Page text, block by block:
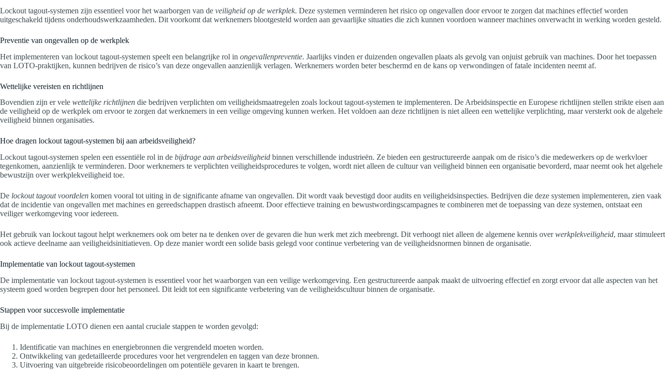
Lockout tagout-systemen zijn essentieel voor het waarborgen van de veiligheid op de werkplek. Deze systemen verminderen het risico op ongevallen door ervoor te zorgen dat machines effectief worden
uitgeschakeld tijdens onderhoudswerkzaamheden. Dit voorkomt dat werknemers blootgesteld worden aan gevaarlijke situaties die zich kunnen voordoen wanneer machines onverwacht in werking worden gesteld.
Preventie van ongevallen op de werkplek
Het implementeren van lockout tagout-systemen speelt een belangrijke rol in ongevallenpreventie. Jaarlijks vinden er duizenden ongevallen plaats als gevolg van onjuist gebruik van machines. Door het toepassen
van LOTO-praktijken, kunnen bedrijven de risico’s van deze ongevallen aanzienlijk verlagen. Werknemers worden beter beschermd en de kans op verwondingen of fatale incidenten neemt af.
Wettelijke vereisten en richtlijnen
Bovendien zijn er vele wettelijke richtlijnen die bedrijven verplichten om veiligheidsmaatregelen zoals lockout tagout-systemen te implementeren. De Arbeidsinspectie en Europese richtlijnen stellen strikte eisen aan
de veiligheid op de werkplek om ervoor te zorgen dat werknemers in een veilige omgeving kunnen werken. Het voldoen aan deze richtlijnen is niet alleen een wettelijke verplichting, maar versterkt ook de algehele
veiligheid binnen organisaties.
Hoe dragen lockout tagout-systemen bij aan arbeidsveiligheid?
Lockout tagout-systemen spelen een essentiële rol in de bijdrage aan arbeidsveiligheid binnen verschillende industrieën. Ze bieden een gestructureerde aanpak om de risico’s die medewerkers op de werkvloer
tegenkomen, aanzienlijk te verminderen. Door werknemers te verplichten veiligheidsprocedures te volgen, wordt niet alleen de cultuur van veiligheid binnen een organisatie bevorderd, maar neemt ook het algehele
bewustzijn over werkplekveiligheid toe.
De lockout tagout voordelen komen vooral tot uiting in de significante afname van ongevallen. Dit wordt vaak bevestigd door audits en veiligheidsinspecties. Bedrijven die deze systemen implementeren, zien vaak
dat de incidentie van ongevallen met machines en gereedschappen drastisch afneemt. Door effectieve training en bewustwordingscampagnes te combineren met de toepassing van deze systemen, ontstaat een
veiliger werkomgeving voor iedereen.
Het gebruik van lockout tagout helpt werknemers ook om beter na te denken over de gevaren die hun werk met zich meebrengt. Dit verhoogt niet alleen de algemene kennis overwerkplekveiligheid, maar stimuleert
ook actieve deelname aan veiligheidsinitiatieven. Op deze manier wordt een solide basis gelegd voor continue verbetering van de veiligheidsnormen binnen de organisatie.
Implementatie van lockout tagout-systemen
De implementatie van lockout tagout-systemen is essentieel voor het waarborgen van een veilige werkomgeving. Een gestructureerde aanpak maakt de uitvoering effectief en zorgt ervoor dat alle aspecten van het
systeem goed worden begrepen door het personeel. Dit leidt tot een significante verbetering van de veiligheidscultuur binnen de organisatie.
Stappen voor succesvolle implementatie
Bij de implementatie LOTO dienen een aantal cruciale stappen te worden gevolgd:
Identificatie van machines en energiebronnen die vergrendeld moeten worden.
Ontwikkeling van gedetailleerde procedures voor het vergrendelen en taggen van deze bronnen.
Uitvoering van uitgebreide risicobeoordelingen om potentiële gevaren in kaart te brengen.